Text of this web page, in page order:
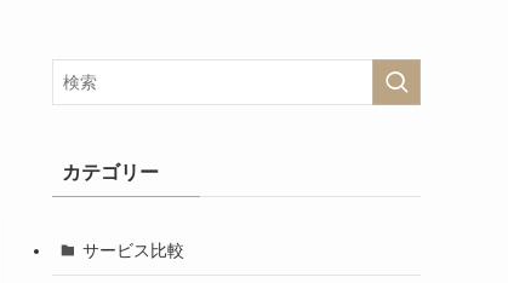
カテゴリー
サービス比較